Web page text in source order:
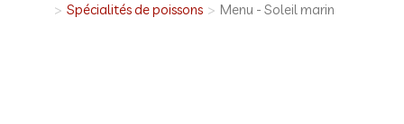
Spécialités de poissons
Menu - Soleil marin